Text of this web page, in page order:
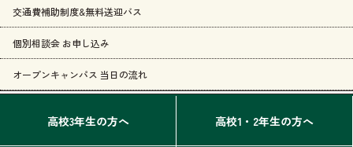
交通費補助制度&無料送迎バス
個別相談会 お申し込み
オープンキャンパス 当日の流れ
高校3年生の方へ 高校1・2年生の方へ